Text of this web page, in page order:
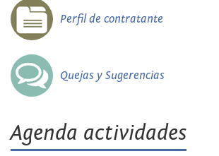
Perfil de contratante
Quejas y Sugerencias
Agenda actividades